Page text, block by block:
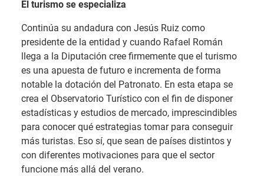
El turismo se especializa
Continúa su andadura con Jesús Ruiz como
presidente de la entidad y cuando Rafael Román
llega a la Diputación cree firmemente que el turismo
es una apuesta de futuro e incrementa de forma
notable la dotación del Patronato. En esta etapa se
crea el Observatorio Turístico con el fin de disponer
estadísticas y estudios de mercado, imprescindibles
para conocer qué estrategias tomar para conseguir
más turistas. Eso sí, que sean de países distintos y
con diferentes motivaciones para que el sector
funcione más allá del verano.